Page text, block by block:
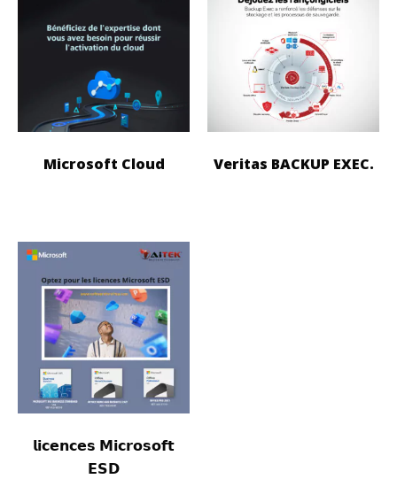
Microsoft Cloud Veritas BACKUP EXEC.
𝗹𝗶𝗰𝗲𝗻𝗰𝗲𝘀 𝗠𝗶𝗰𝗿𝗼𝘀𝗼𝗳𝘁
𝗘𝗦𝗗